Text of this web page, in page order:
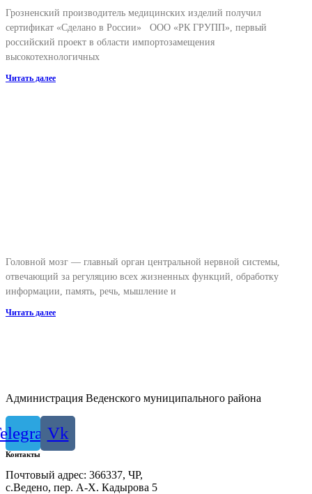
Грозненский производитель медицинских изделий получил
сертификат «Сделано в России» ООО «РК ГРУПП», первый
российский проект в области импортозамещения
высокотехнологичных
Читать далее
Головной мозг — главный орган центральной нервной системы,
отвечающий за регуляцию всех жизненных функций, обработку
информации, память, речь, мышление и
Читать далее
Администрация Веденского муниципального района
Vk
Контакты
Почтовый адрес: 366337, ЧР,
с.Ведено, пер. А-Х. Кадыровa 5